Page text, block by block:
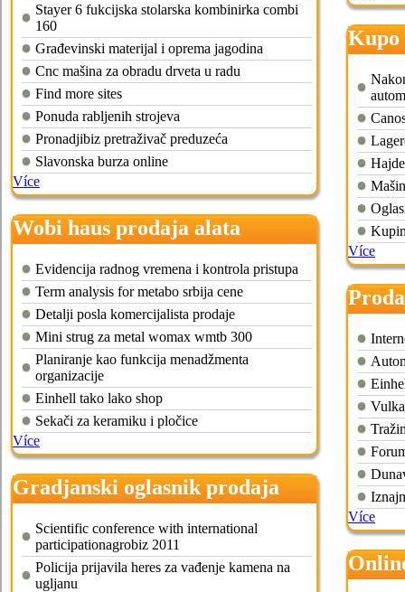
Stayer 6 fukcijska stolarska kombinirka combi
160
Građevinski materijal i oprema jagodina
Cnc mašina za obradu drveta u radu
Find more sites
Ponuda rabljenih strojeva
Pronadjibiz pretraživač preduzeća
Slavonska burza online
Více
Wobi haus prodaja alata
Evidencija radnog vremena i kontrola pristupa
Term analysis for metabo srbija cene
Detalji posla komercijalista prodaje
Mini strug za metal womax wmtb 300
Planiranje kao funkcija menadžmenta
organizacije
Einhell tako lako shop
Sekači za keramiku i pločice
Více
Gradjanski oglasnik prodaja
masina i alata
Scientific conference with international
participationagrobiz 2011
Policija prijavila heres za vađenje kamena na
ugljanu
Kupo
Více
Více